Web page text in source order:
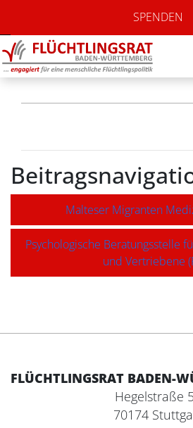
SPENDEN
mira – Mit
bei der
Malteser Migranten
Psychologische Beratungsstelle
und Vertriebene
FLÜCHTLINGSRAT BADEN-
Hegelstraße
70174